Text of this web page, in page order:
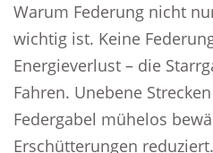
Warum Federung nicht
wichtig ist. Keine
Energieverlust – die
Fahren. Unebene
Federgabel mühelos
Erschütterungen